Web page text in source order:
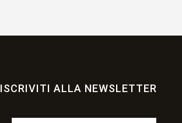
ISCRIVITI ALLA NEWSLETTER